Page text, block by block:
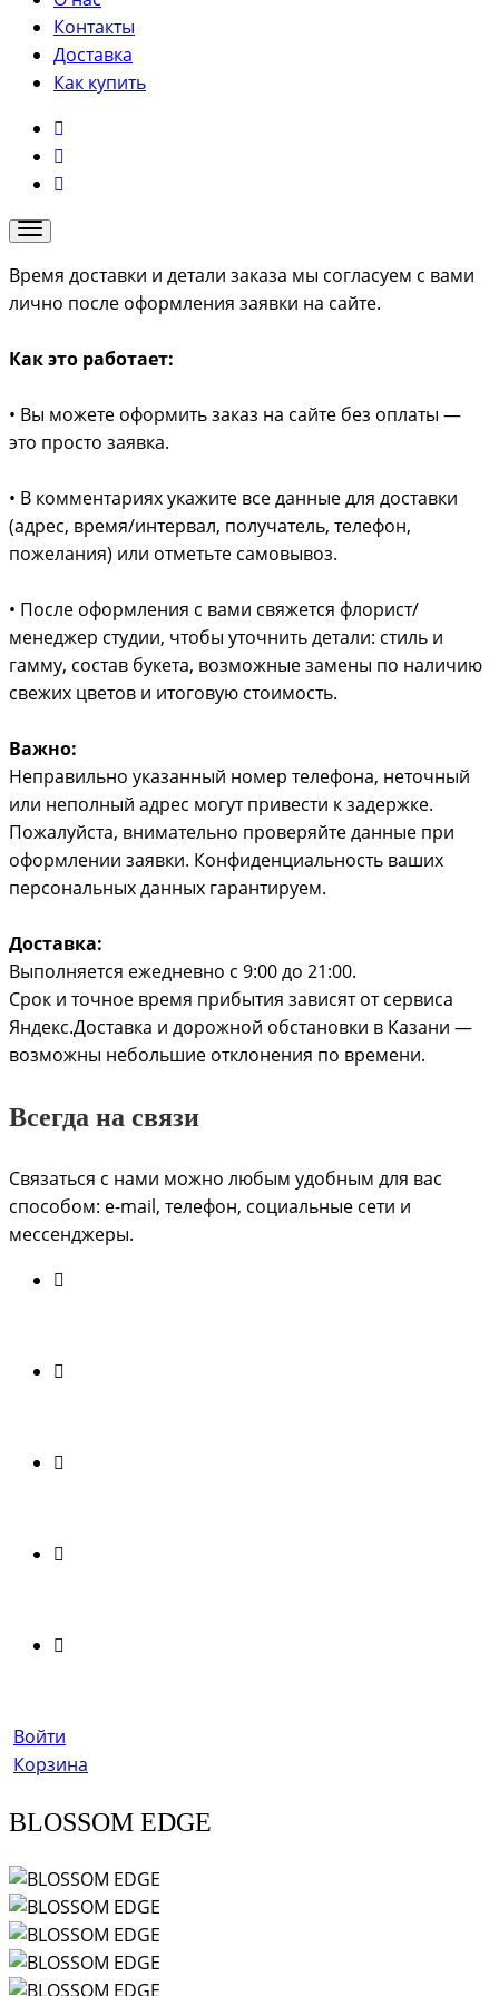
Контакты
Доставка
Как купить
Время доставки и детали заказа мы согласуем с вами
лично после оформления заявки на сайте.
Как это работает:
• Вы можете оформить заказ на сайте без оплаты —
это просто заявка.
• В комментариях укажите все данные для доставки
(адрес, время/интервал, получатель, телефон,
пожелания) или отметьте самовывоз.
• После оформления с вами свяжется флорист/
менеджер студии, чтобы уточнить детали: стиль и
гамму, состав букета, возможные замены по наличию
свежих цветов и итоговую стоимость.
Важно:
Неправильно указанный номер телефона, неточный
или неполный адрес могут привести к задержке.
Пожалуйста, внимательно проверяйте данные при
оформлении заявки. Конфиденциальность ваших
персональных данных гарантируем.
Доставка:
Выполняется ежедневно с 9:00 до 21:00.
Срок и точное время прибытия зависят от сервиса
Яндекс.Доставка и дорожной обстановки в Казани —
возможны небольшие отклонения по времени.
Всегда на связи
Связаться с нами можно любым удобным для вас
способом: e-mail, телефон, социальные сети и
мессенджеры.
Войти
Корзина
BLOSSOM EDGE